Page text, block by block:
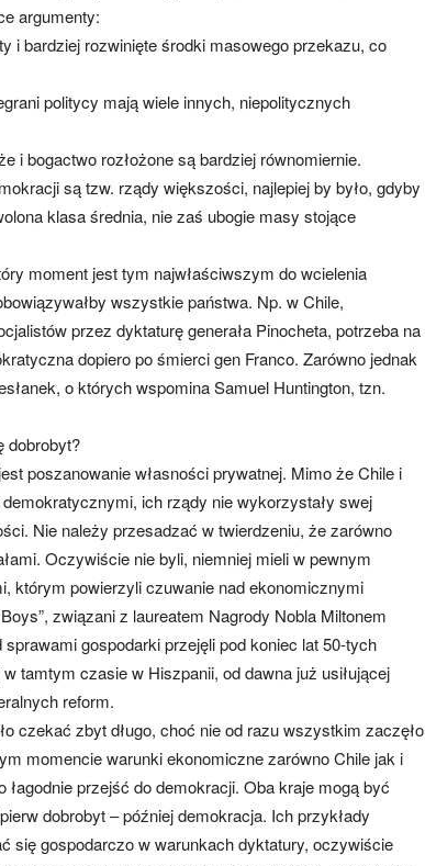
argumenty:
i bardziej rozwinięte środki masowego przekazu, co
politycy mają wiele innych, niepolitycznych
i bogactwo rozłożone są bardziej równomiernie.
są tzw. rządy większości, najlepiej by było, gdyby
klasa średnia, nie zaś ubogie masy stojące
moment jest tym najwłaściwszym do wcielenia
wszystkie państwa. Np. w Chile,
przez dyktaturę generała Pinocheta, potrzeba na
dopiero po śmierci gen Franco. Zarówno jednak
o których wspomina Samuel Huntington, tzn.
dobrobyt?
poszanowanie własności prywatnej. Mimo że Chile i
ich rządy nie wykorzystały swej
Nie należy przesadzać w twierdzeniu, że zarówno
Oczywiście nie byli, niemniej mieli w pewnym
którym powierzyli czuwanie nad ekonomicznymi
związani z laureatem Nagrody Nobla Miltonem
gospodarki przejęli pod koniec lat 50-tych
tamtym czasie w Hiszpanii, od dawna już usiłującej
reform.
czekać zbyt długo, choć nie od razu wszystkim zaczęło
momencie warunki ekonomiczne zarówno Chile jak i
łagodnie przejść do demokracji. Oba kraje mogą być
dobrobyt – później demokracja. Ich przykłady
się gospodarczo w warunkach dyktatury, oczywiście